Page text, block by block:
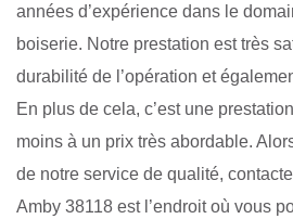
années d’expérience dans le
boiserie. Notre prestation est très
durabilité de l’opération et
En plus de cela, c’est une
moins à un prix très abordable.
de notre service de qualité,
Amby 38118 est l’endroit où vous